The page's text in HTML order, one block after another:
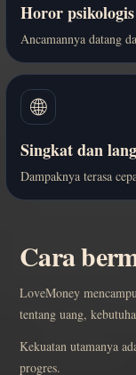
Horor psikologis
Ancamannya datang
🌐
Singkat dan
Dampaknya terasa
Cara
LoveMoney
tentang uang,
Kekuatan utamanya
progres.